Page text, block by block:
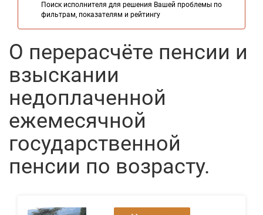
Поиск исполнителя для решения Вашей проблемы по
фильтрам, показателям и рейтингу
О перерасчёте пенсии и
взыскании
недоплаченной
ежемесячной
государственной
пенсии по возрасту.